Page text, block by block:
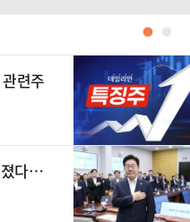
●
련주
졌다…